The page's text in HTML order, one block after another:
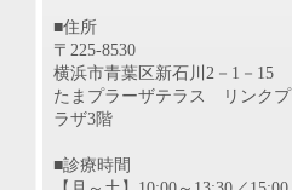
■住所
〒225-8530
横浜市青葉区新石川2－1－15
たまプラーザテラス リンクプ
ラザ3階
■診療時間